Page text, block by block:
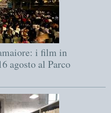
i film in
agosto al Parco